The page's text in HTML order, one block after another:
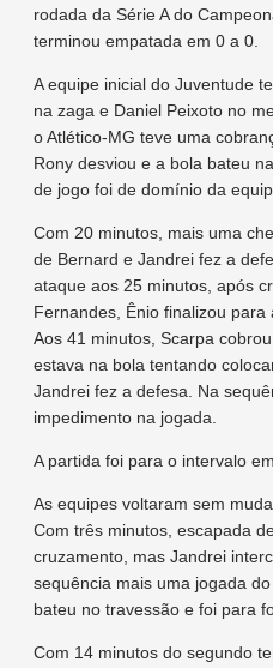
rodada da Série A do
terminou empatada em 0 a 0.
A equipe inicial do Juventude
na zaga e Daniel Peixoto no
o Atlético-MG teve uma
Rony desviou e a bola bateu
de jogo foi de domínio da
Com 20 minutos, mais uma
de Bernard e Jandrei fez a
ataque aos 25 minutos, após
Fernandes, Ênio finalizou
Aos 41 minutos, Scarpa
estava na bola tentando
Jandrei fez a defesa. Na
impedimento na jogada.
A partida foi para o intervalo
As equipes voltaram sem
Com três minutos, escapada
cruzamento, mas Jandrei
sequência mais uma jogada
bateu no travessão e foi para
Com 14 minutos do segundo